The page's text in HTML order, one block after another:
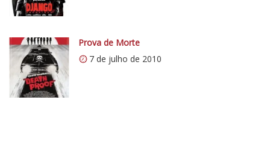
p
c
o
v
Prova de Morte
7 de julho de 2010